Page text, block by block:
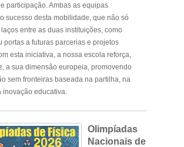
participação. Ambas as equipas
sucesso desta mobilidade, que não só
entre as duas instituições, como
portas a futuras parcerias e projetos
esta iniciativa, a nossa escola reforça,
a sua dimensão europeia, promovendo
sem fronteiras baseada na partilha, na
educativa.
Olimpíadas
Nacionais de